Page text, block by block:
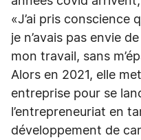
«J’ai pris conscience
je n’avais pas envie
mon travail, sans
Alors en 2021, elle
entreprise pour se
l’entrepreneuriat en
développement de